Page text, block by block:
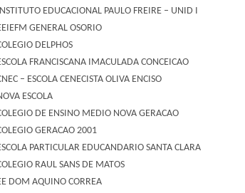
EDUCACIONAL PAULO FREIRE – UNID I
GENERAL OSORIO
DELPHOS
FRANCISCANA IMACULADA CONCEICAO
– ESCOLA CENECISTA OLIVA ENCISO
ESCOLA
DE ENSINO MEDIO NOVA GERACAO
GERACAO 2001
PARTICULAR EDUCANDARIO SANTA CLARA
RAUL SANS DE MATOS
DOM AQUINO CORREA